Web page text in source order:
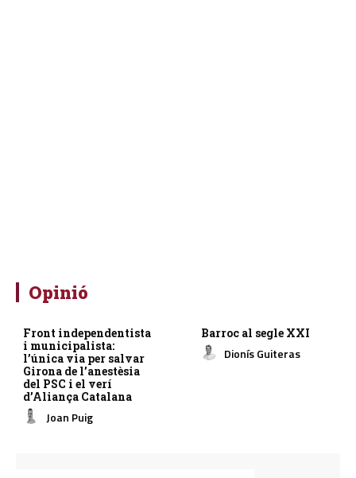
Opinió
Front independentista
i municipalista:
l’única via per salvar
Girona de l’anestèsia
del PSC i el verí
d’Aliança Catalana
Joan Puig
Barroc al segle XXI
Dionís Guiteras